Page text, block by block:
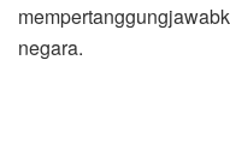
negara.